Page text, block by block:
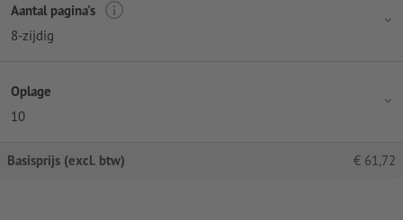
Aantal pagina's
8-zijdig
Oplage
10
Basisprijs (excl. btw) € 61,72